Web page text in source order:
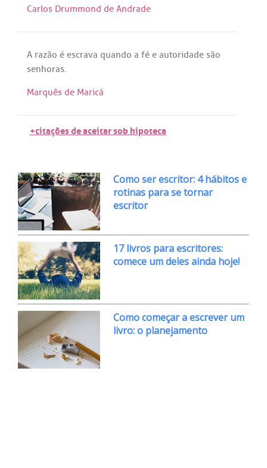
Carlos Drummond de Andrade
A razão é escrava quando a fé e autoridade são
senhoras.
Marquês de Maricá
+citações de aceitar sob hipoteca
Como ser escritor: 4 hábitos e
rotinas para se tornar
escritor
17 livros para escritores:
comece um deles ainda hoje!
Como começar a escrever um
livro: o planejamento